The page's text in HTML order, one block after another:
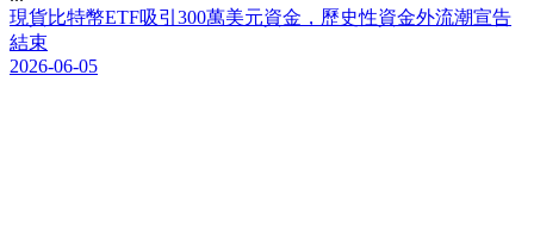
現貨比特幣ETF吸引 300萬美元資金 ， 歷史性資金外流潮宣告
結束
2026-06-05